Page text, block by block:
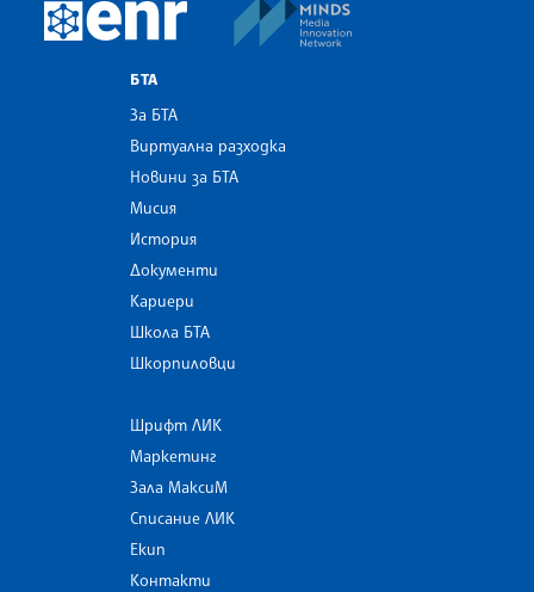
European Newsroom
БТА
За БТА
Виртуална разходка
Новини за БТА
Мисия
История
Документи
Кариери
Школа БТА
Шкорпиловци
Шрифт ЛИК
Маркетинг
Зала МаксиМ
Списание ЛИК
Екип
Контакти